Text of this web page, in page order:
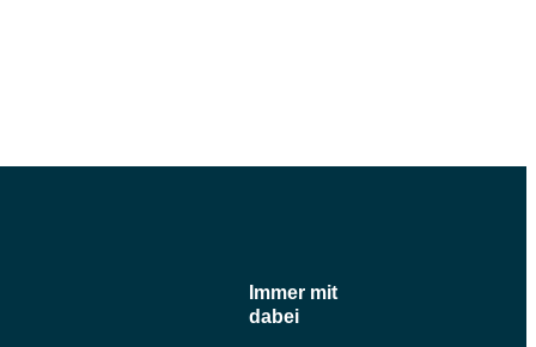
Immer mit
dabei